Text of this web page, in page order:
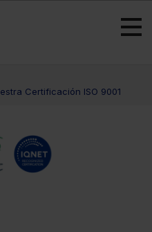
Certificación ISO 9001